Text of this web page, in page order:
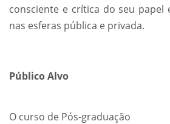
consciente e crítica do seu papel
nas esferas pública e privada.
Público Alvo
O curso de Pós-graduação